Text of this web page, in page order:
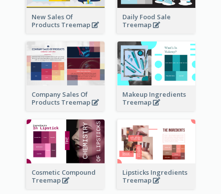
New Sales Of
Products Treemap
Daily Food Sale
Treemap
Company Sales Of
Products Treemap
Makeup Ingredients
Treemap
Cosmetic Compound
Treemap
Lipsticks Ingredients
Treemap